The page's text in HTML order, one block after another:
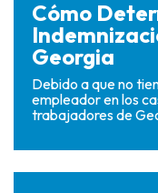
Cómo
Georgia
Debido a que no
empleador en los
trabajadores de